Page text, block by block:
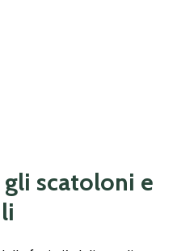
scatoloni e